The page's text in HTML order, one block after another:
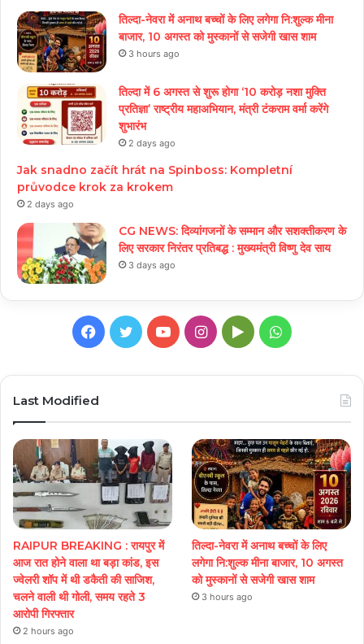
तिल्दा-नेवरा में अनाथ बच्चों के लिए लगेगा नि:शुल्क मीना
बाजार, 10 अगस्त को मुस्कानों से सजेगी खास शाम
3 hours ago
तिल्दा में 6 अगस्त से शुरू होगा ‘10 करोड़ नशा मुक्ति
प्रतिज्ञा’ राष्ट्रीय महाअभियान, मंत्री टंकराम वर्मा करेंगे
शुभारंभ
2 days ago
Jak snadno začít hrát na Spinboss: Kompletní
průvodce krok za krokem
2 days ago
CG NEWS: दिव्यांगजनों के सम्मान और सशक्तीकरण के
लिए सरकार निरंतर प्रतिबद्ध : मुख्यमंत्री विष्णु देव साय
3 days ago
Facebook
TwitterYouTubeInstagram
GoogleWhatsApp
Last Modified
RAIPUR BREAKING : रायपुर में
आज रात होने वाला था बड़ा कांड, इस
ज्वेलरी शॉप में थी डकैती की साजिश,
चलने वाली थी गोली, समय रहते 3
आरोपी गिरफ्तार
2 hours ago
तिल्दा-नेवरा में अनाथ बच्चों के लिए
लगेगा नि:शुल्क मीना बाजार, 10 अगस्त
को मुस्कानों से सजेगी खास शाम
3 hours ago